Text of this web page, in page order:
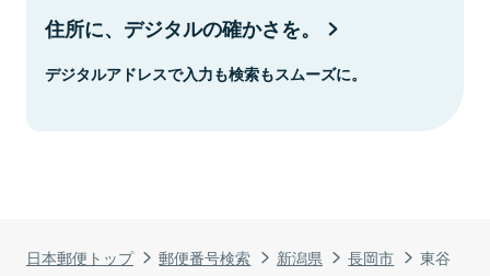
日本郵便トップ 郵便番号検索 新潟県 長岡市 東谷
住所に、デジタルの確かさを。
デジタルアドレスで入力も検索もスムーズに。